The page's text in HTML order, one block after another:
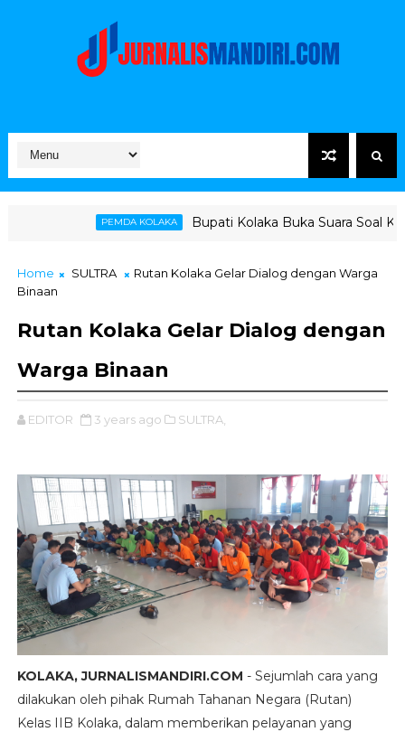
Bupati Kolaka Buka Suara Soal Ketegangan Jalur
Home SULTRA
Rutan Kolaka Gelar Dialog dengan Warga
Binaan
Rutan Kolaka Gelar Dialog dengan
Warga Binaan
EDITOR 3 years ago SULTRA,
KOLAKA, JURNALISMANDIRI.COM - Sejumlah cara yang
dilakukan oleh pihak Rumah Tahanan Negara (Rutan)
Kelas IIB Kolaka, dalam memberikan pelayanan yang